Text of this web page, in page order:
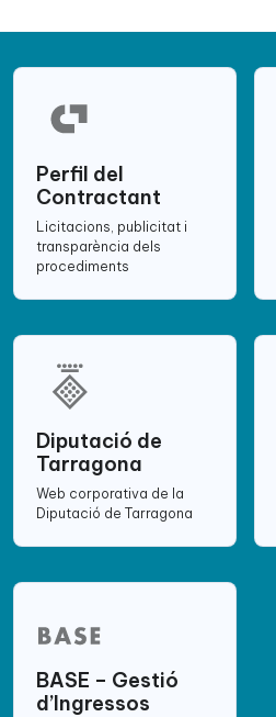
Perfil del
Contractant
Licitacions, publicitat i
transparència dels
procediments
Diputació de
Tarragona
Web corporativa de la
Diputació de Tarragona
BASE – Gestió
d’Ingressos